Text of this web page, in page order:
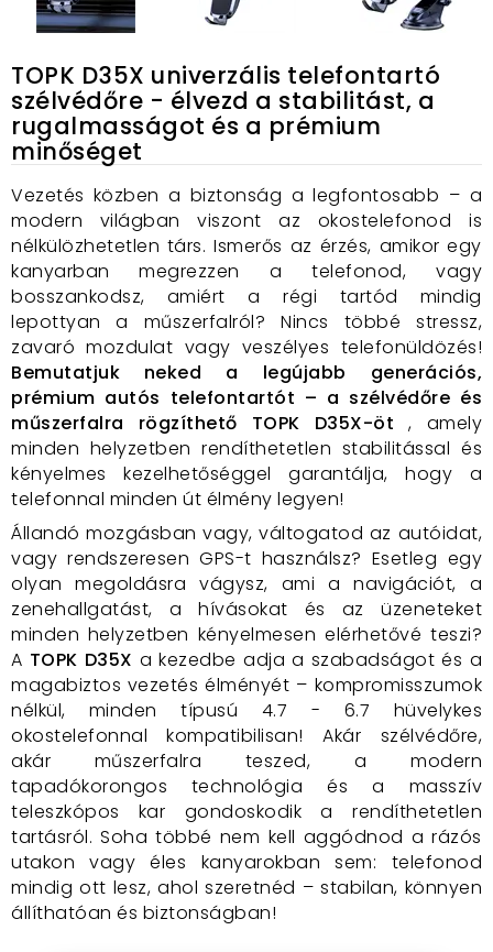
TOPK D35X univerzális telefontartó
szélvédőre - élvezd a stabilitást, a
rugalmasságot és a prémium
minőséget
Vezetés közben a biztonság a legfontosabb – a
modern világban viszont az okostelefonod is
nélkülözhetetlen társ. Ismerős az érzés, amikor egy
kanyarban megrezzen a telefonod, vagy
bosszankodsz, amiért a régi tartód mindig
lepottyan a műszerfalról? Nincs többé stressz,
zavaró mozdulat vagy veszélyes telefonüldözés!
Bemutatjuk neked a legújabb generációs,
prémium autós telefontartót – a szélvédőre és
műszerfalra rögzíthető TOPK D35X-öt , amely
minden helyzetben rendíthetetlen stabilitással és
kényelmes kezelhetőséggel garantálja, hogy a
telefonnal minden út élmény legyen!
Állandó mozgásban vagy, váltogatod az autóidat,
vagy rendszeresen GPS-t használsz? Esetleg egy
olyan megoldásra vágysz, ami a navigációt, a
zenehallgatást, a hívásokat és az üzeneteket
minden helyzetben kényelmesen elérhetővé teszi?
A TOPK D35X a kezedbe adja a szabadságot és a
magabiztos vezetés élményét – kompromisszumok
nélkül, minden típusú 4.7 - 6.7 hüvelykes
okostelefonnal kompatibilisan! Akár szélvédőre,
akár műszerfalra teszed, a modern
tapadókorongos technológia és a masszív
teleszkópos kar gondoskodik a rendíthetetlen
tartásról. Soha többé nem kell aggódnod a rázós
utakon vagy éles kanyarokban sem: telefonod
mindig ott lesz, ahol szeretnéd – stabilan, könnyen
állíthatóan és biztonságban!